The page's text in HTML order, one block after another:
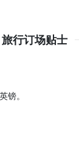
旅行订场贴士
镑。